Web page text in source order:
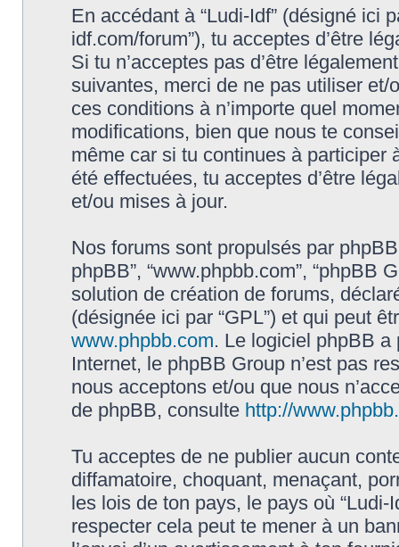
En accédant à “Ludi-Idf” (désigné ici
idf.com/forum”), tu acceptes d’être
Si tu n’acceptes pas d’être
suivantes, merci de ne pas utiliser et/
ces conditions à n’importe quel
modifications, bien que nous te
même car si tu continues à participer
été effectuées, tu acceptes d’être
et/ou mises à jour.
Nos forums sont propulsés par phpBB
phpBB”, “www.phpbb.com”, “phpBB
solution de création de forums,
(désignée ici par “GPL”) et qui peut
www.phpbb.com. Le logiciel phpBB
Internet, le phpBB Group n’est pas
nous acceptons et/ou que nous
de phpBB, consulte http://
Tu acceptes de ne publier aucun
diffamatoire, choquant, menaçant,
les lois de ton pays, le pays où
respecter cela peut te mener à un